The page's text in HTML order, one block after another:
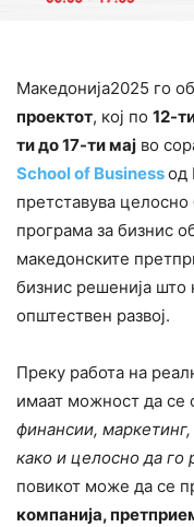
Македонија2025 го
проектот, кој по 12-
ти до 17-ти мај во
School of Businessод
претставува
програма за бизнис
македонските
бизнис решенија што
општествен развој.
Преку работа на
имаат можност да се
финансии, маркетинг,
како и целоснода го
повикот може да се
компанија,